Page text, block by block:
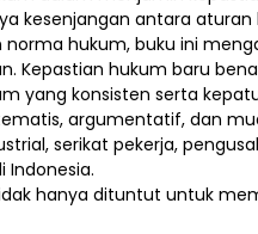
kesenjangan antara
norma hukum, buku ini
Kepastian hukum baru
yang konsisten serta
argumentatif, dan
serikat pekerja,
Indonesia.
hanya dituntut untuk